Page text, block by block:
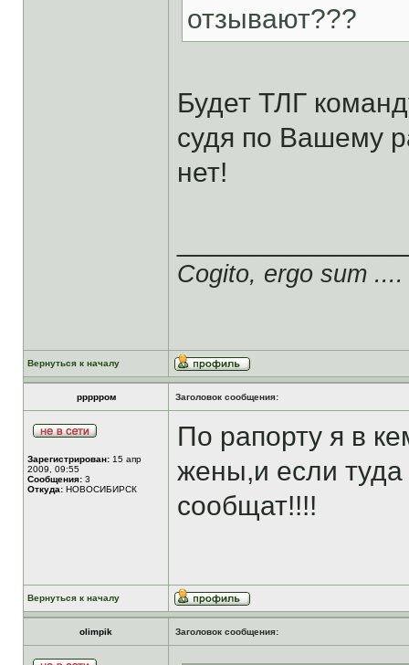
отзывают???
Будет ТЛГ
судя по Вашему
нет!
Cogito, ergo sum ....
Вернуться к началу
ррррром Заголовок сообщения:
Зарегистрирован: 15 апр
2009, 09:55
Сообщения: 3
Откуда: НОВОСИБИРСК
По рапорту я в
жены,и если туда
сообщат!!!!
Вернуться к началу
olimpik Заголовок сообщения: